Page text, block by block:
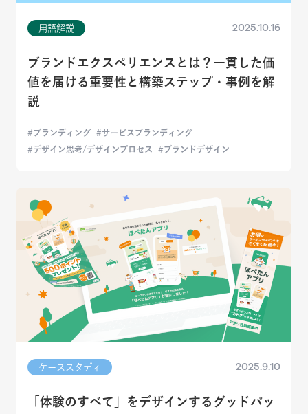
用語解説 2025.10.16
ブランドエクスペリエンスとは？一貫した価
値を届ける重要性と構築ステップ・事例を解
説
ブランディング
サービスブランディング
デザイン思考/デザインプロセス
ブランドデザイン
ケーススタディ 2025.9.10
「体験のすべて」をデザインするグッドパッ